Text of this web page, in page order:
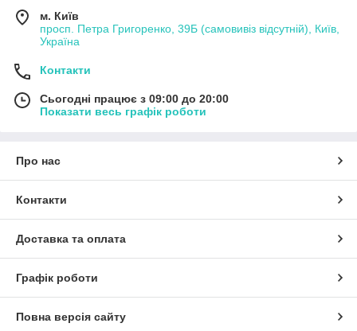
м. Київ
просп. Петра Григоренко, 39Б (самовивіз відсутній), Київ,
Україна
Контакти
Сьогодні працює з 09:00 до 20:00
Показати весь графік роботи
Про нас
Контакти
Доставка та оплата
Графік роботи
Повна версія сайту